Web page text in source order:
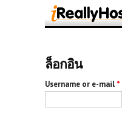
ล็อกอิน
Username or e-mail *